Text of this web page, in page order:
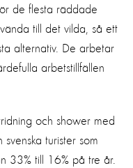
de flesta räddade
till det vilda, så ett
alternativ. De arbetar
arbetstillfällen
och shower med
turister som
33% till 16% på tre år.